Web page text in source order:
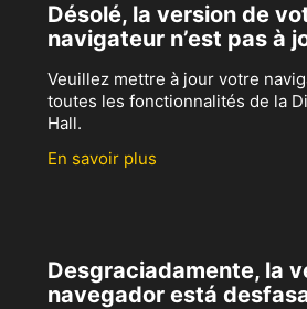
Désolé, la version de
navigateur n’est pas à
Veuillez mettre à jour votre
toutes les fonctionnalités de la
Hall.
En savoir plus
Desgraciadamente, la
navegador está